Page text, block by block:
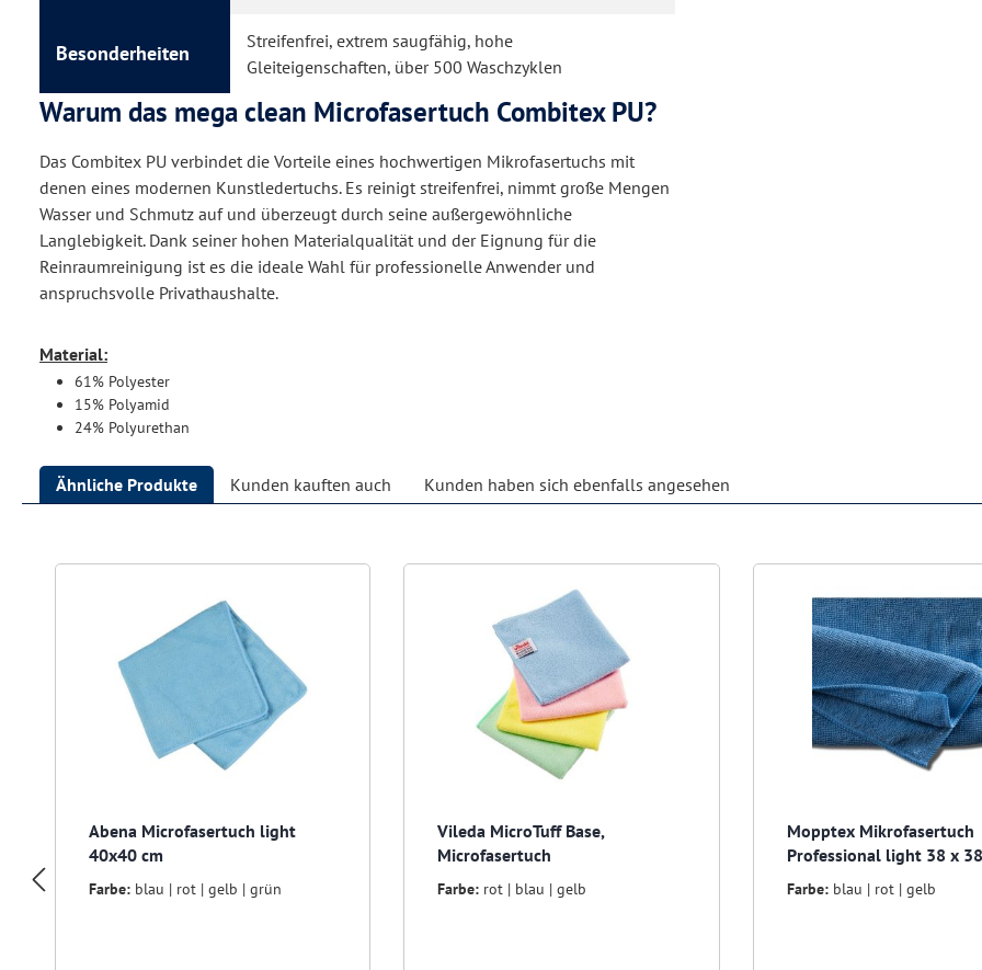
Besonderheiten
Streifenfrei, extrem saugfähig, hohe
Gleiteigenschaften, über 500 Waschzyklen
Warum das mega clean Microfasertuch Combitex PU?
Das Combitex PU verbindet die Vorteile eines hochwertigen Mikrofasertuchs mit
denen eines modernen Kunstledertuchs. Es reinigt streifenfrei, nimmt große Mengen
Wasser und Schmutz auf und überzeugt durch seine außergewöhnliche
Langlebigkeit. Dank seiner hohen Materialqualität und der Eignung für die
Reinraumreinigung ist es die ideale Wahl für professionelle Anwender und
anspruchsvolle Privathaushalte.
Material:
61% Polyester
15% Polyamid
24% Polyurethan
Ähnliche Produkte Kunden kauften auch Kunden haben sich ebenfalls angesehen
Abena Microfasertuch light
40x40 cm
Farbe: blau | rot | gelb | grün
Vileda MicroTuff Base,
Microfasertuch
Farbe: rot | blau | gelb
Mopptex Mikrofasertuch
Professional light 38 x
Farbe: blau | rot | gelb